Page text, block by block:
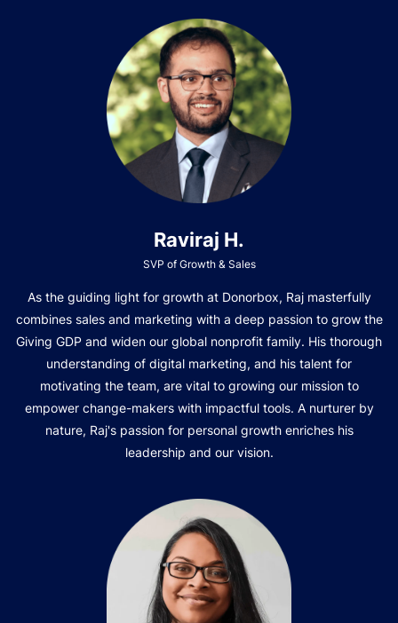
Raviraj H.
SVP of Growth & Sales
As the guiding light for growth at Donorbox, Raj masterfully
combines sales and marketing with a deep passion to grow the
Giving GDP and widen our global nonprofit family. His thorough
understanding of digital marketing, and his talent for
motivating the team, are vital to growing our mission to
empower change-makers with impactful tools. A nurturer by
nature, Raj's passion for personal growth enriches his
leadership and our vision.